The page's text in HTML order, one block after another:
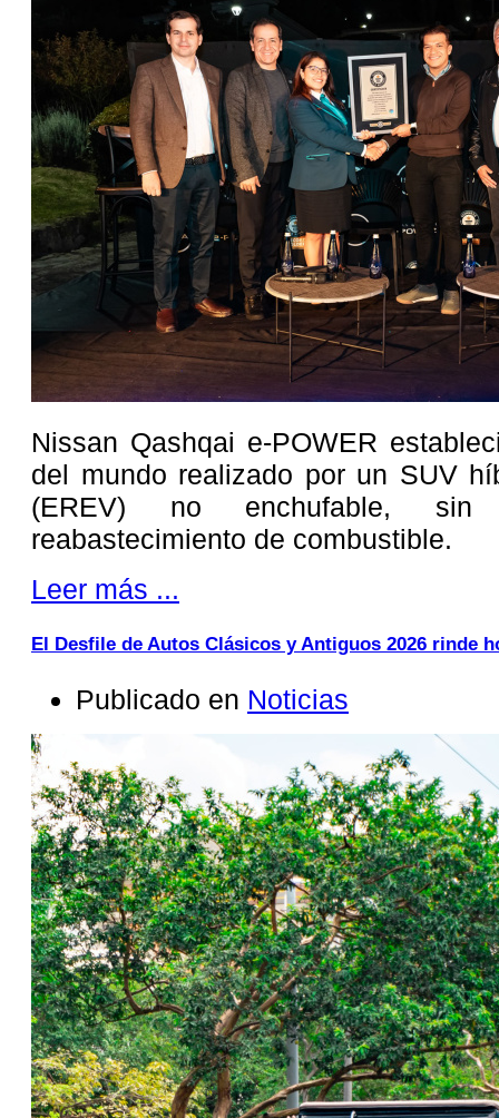
Nissan Qashqai e-POWER
del mundo realizado por un SUV
(EREV) no enchufable,
reabastecimiento de combustible.
Leer más ...
El Desfile de Autos Clásicos y Antiguos 2026 rinde
Publicado en Noticias